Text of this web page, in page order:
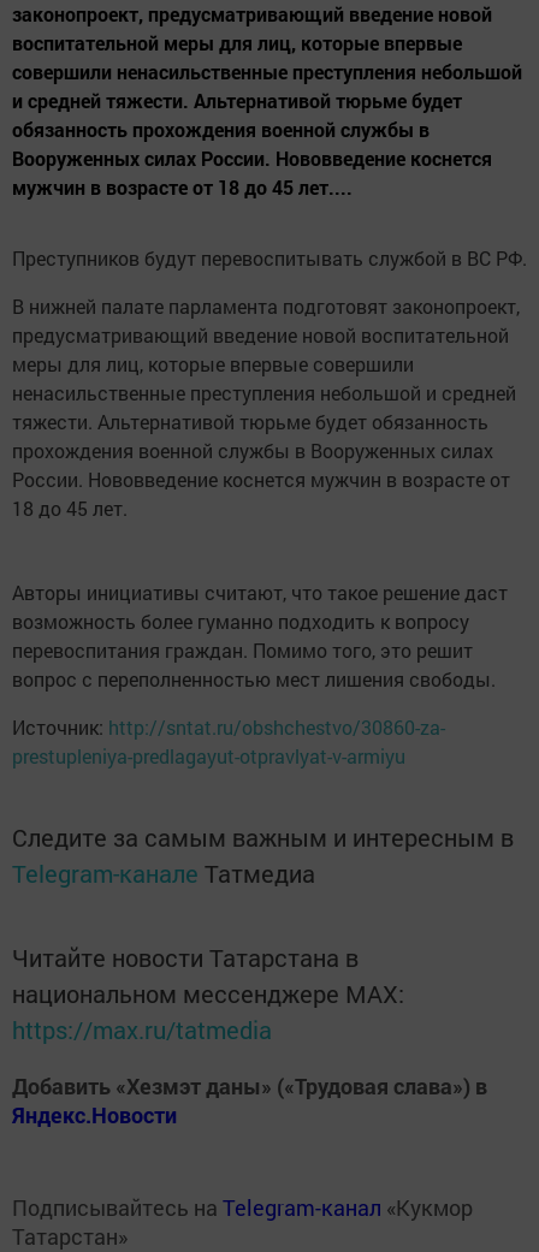
законопроект, предусматривающий введение новой
воспитательной меры для лиц, которые впервые
совершили ненасильственные преступления небольшой
и средней тяжести. Альтернативой тюрьме будет
обязанность прохождения военной службы в
Вооруженных силах России. Нововведение коснется
мужчин в возрасте от 18 до 45 лет....
Преступников будут перевоспитывать службой в ВС РФ.
В нижней палате парламента подготовят законопроект,
предусматривающий введение новой воспитательной
меры для лиц, которые впервые совершили
ненасильственные преступления небольшой и средней
тяжести. Альтернативой тюрьме будет обязанность
прохождения военной службы в Вооруженных силах
России. Нововведение коснется мужчин в возрасте от
18 до 45 лет.
Авторы инициативы считают, что такое решение даст
возможность более гуманно подходить к вопросу
перевоспитания граждан. Помимо того, это решит
вопрос с переполненностью мест лишения свободы.
Источник: http://sntat.ru/obshchestvo/30860-za-
prestupleniya-predlagayut-otpravlyat-v-armiyu
Следите за самым важным и интересным в
Telegram-канале Татмедиа
Читайте новости Татарстана в
национальном мессенджере MАХ:
https://max.ru/tatmedia
Добавить «Хезмэт даны» («Трудовая слава») в
Яндекс.Новости
Подписывайтесь на Telegram-канал «Кукмор
Татарстан»